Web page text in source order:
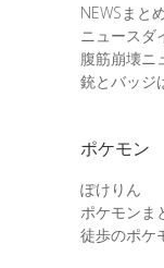
NEWSまと
ニュースダ
腹筋崩壊ニ
銃とバッジ
ポケモン
ぽけりん
ポケモンま
徒歩のポケ